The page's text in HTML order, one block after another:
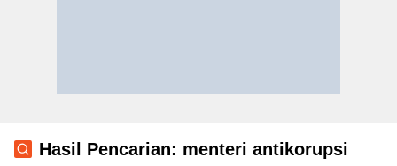
Hasil Pencarian: menteri antikorupsi